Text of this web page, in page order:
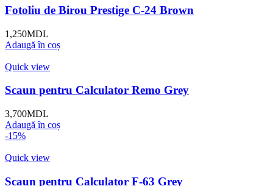
Fotoliu de Birou Prestige C-24 Brown
1,250MDL
Adaugă în coș
Quick view
Scaun pentru Calculator Remo Grey
3,700MDL
Adaugă în coș
-15%
Quick view
Scaun pentru Calculator F-63 Grey